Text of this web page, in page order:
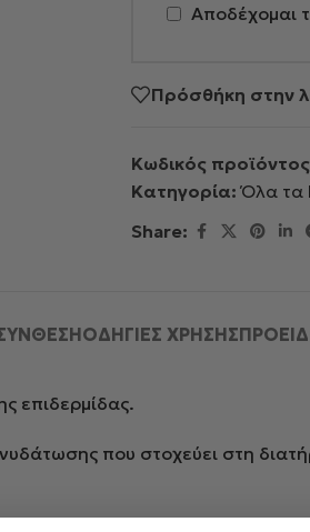
Αποδέχομαι
Πρόσθήκη στην
Κωδικός
Κατηγορία: Όλα τα
Share:
ΟΔΗΓΙΕΣ ΧΡΗΣΗΣ
επιδερμίδας.
που στοχεύει στη